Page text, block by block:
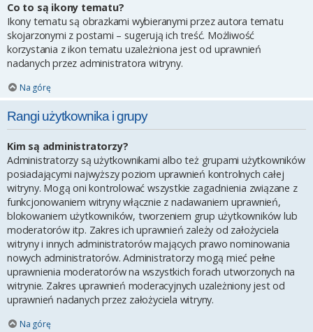
Co to są ikony tematu?
Ikony tematu są obrazkami wybieranymi przez autora tematu
skojarzonymi z postami – sugerują ich treść. Możliwość
korzystania z ikon tematu uzależniona jest od uprawnień
nadanych przez administratora witryny.
Na górę
Rangi użytkownika i grupy
Kim są administratorzy?
Administratorzy są użytkownikami albo też grupami użytkowników
posiadającymi najwyższy poziom uprawnień kontrolnych całej
witryny. Mogą oni kontrolować wszystkie zagadnienia związane z
funkcjonowaniem witryny włącznie z nadawaniem uprawnień,
blokowaniem użytkowników, tworzeniem grup użytkowników lub
moderatorów itp. Zakres ich uprawnień zależy od założyciela
witryny i innych administratorów mających prawo nominowania
nowych administratorów. Administratorzy mogą mieć pełne
uprawnienia moderatorów na wszystkich forach utworzonych na
witrynie. Zakres uprawnień moderacyjnych uzależniony jest od
uprawnień nadanych przez założyciela witryny.
Na górę